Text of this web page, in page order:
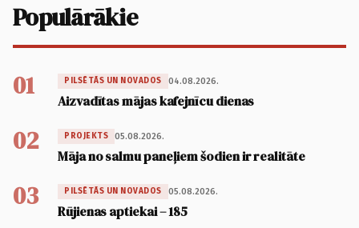
Populārākie
01 PILSĒTĀS UN NOVADOS 04.08.2026.
Aizvadītas mājas kafejnīcu dienas
02 PROJEKTS 05.08.2026.
Māja no salmu paneļiem šodien ir realitāte
03 PILSĒTĀS UN NOVADOS 05.08.2026.
Rūjienas aptiekai – 185